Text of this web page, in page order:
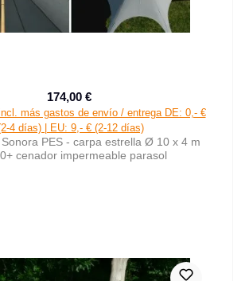
Precio de venta:
174,00 €
más gastos de envío / entrega DE: 0,- €
4 días) | EU: 9,- € (2-12 días)
PES - carpa estrella Ø 10 x 4 m
cenador impermeable parasol